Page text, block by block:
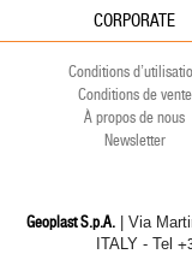
CORPORATE
Conditions
Conditions de vente
À propos de nous
Newsletter
Geoplast S.p.A.| Via
ITALY - Tel